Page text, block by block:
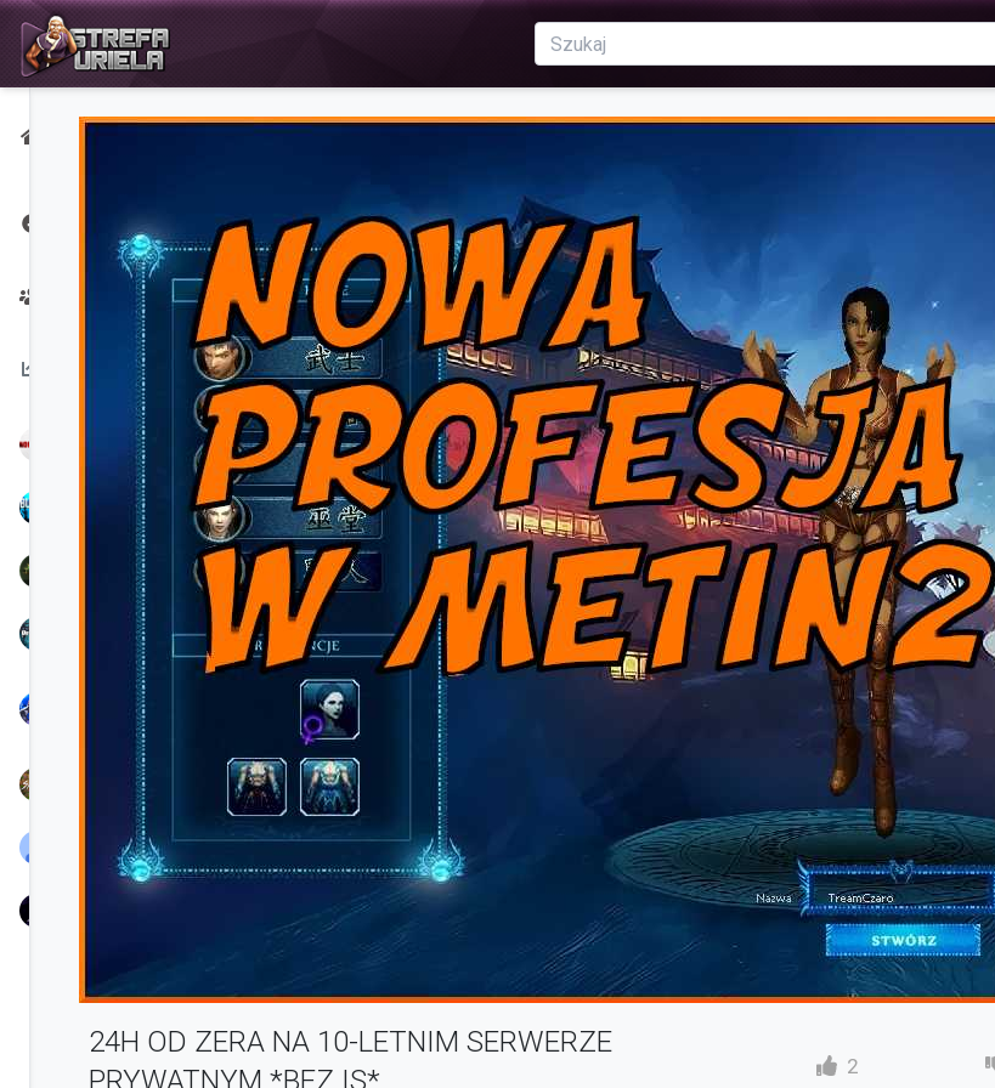
Strona
Facebooku
NoPerfect
Bubbex
TreamProduction
KSIONRZE
BlassYaaTV
24H OD ZERA NA 10-LETNIM SERWERZE
PRYWATNYM *BEZ IS*
2